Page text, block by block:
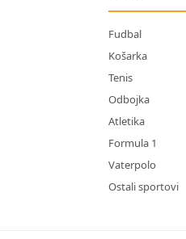
Fudbal
Košarka
Tenis
Odbojka
Atletika
Formula 1
Vaterpolo
Ostali sportovi